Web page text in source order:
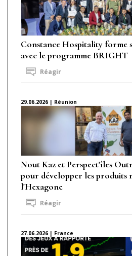
Constance Hospitality forme
avec le programme BRIGHT
Réagir
29.06.2026 | Réunion
Nout Kaz et Perspect'îles
pour développer les produits
l'Hexagone
Réagir
27.06.2026 | France